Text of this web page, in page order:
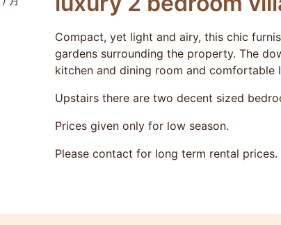
Compact, yet light and airy, this chic
gardens surrounding the property. The
kitchen and dining room and comfortable
Upstairs there are two decent sized
Prices given only for low season.
Please contact for long term rental prices.